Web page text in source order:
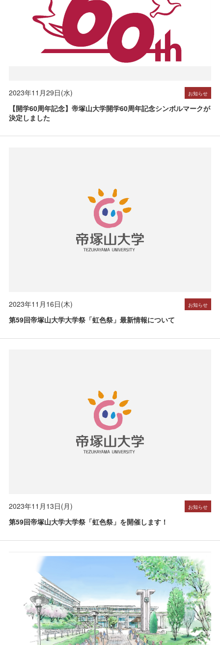
2023年11月29日(水) お知らせ
【開学60周年記念】帝塚山大学開学60周年記念シンボルマークが
決定しました
2023年11月16日(木) お知らせ
第59回帝塚山大学大学祭「虹色祭」最新情報について
2023年11月13日(月) お知らせ
第59回帝塚山大学大学祭「虹色祭」を開催します！